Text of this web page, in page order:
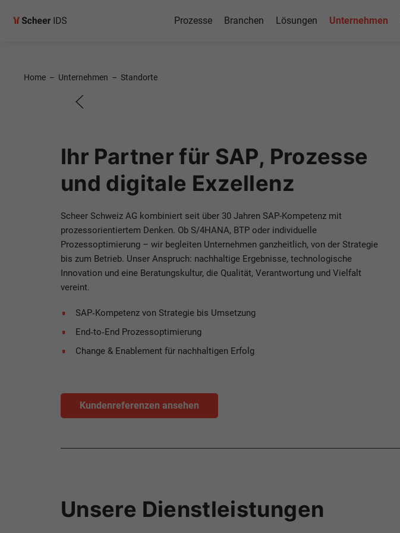
Prozesse Branchen Lösungen Unternehmen
Home – Unternehmen – Standorte
AG
SAP‑Lösungen.
Kontaktieren Sie uns
Ihr Partner für SAP, Prozesse
und digitale Exzellenz
Scheer Schweiz AG kombiniert seit über 30 Jahren SAP-Kompetenz mit
prozessorientiertem Denken. Ob S/4HANA, BTP oder individuelle
Prozessoptimierung – wir begleiten Unternehmen ganzheitlich, von der Strategie
bis zum Betrieb. Unser Anspruch: nachhaltige Ergebnisse, technologische
Innovation und eine Beratungskultur, die Qualität, Verantwortung und Vielfalt
vereint.
SAP‑Kompetenz von Strategie bis Umsetzung
End‑to‑End Prozessoptimierung
Change & Enablement für nachhaltigen Erfolg
Kundenreferenzen ansehen
Unsere Dienstleistungen